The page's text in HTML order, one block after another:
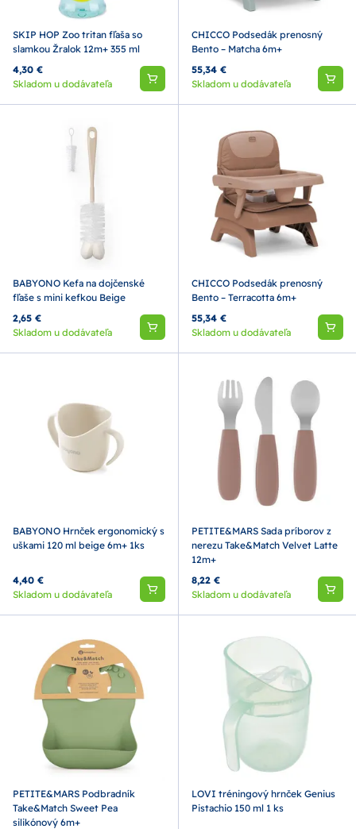
SKIP HOP Zoo tritan fľaša so
slamkou Žralok 12m+ 355 ml
4,30 €
Skladom u dodávateľa
CHICCO Podsedák prenosný
Bento – Matcha 6m+
55,34 €
Skladom u dodávateľa
BABYONO Kefa na dojčenské
fľaše s mini kefkou Beige
2,65 €
Skladom u dodávateľa
CHICCO Podsedák prenosný
Bento – Terracotta 6m+
55,34 €
Skladom u dodávateľa
BABYONO Hrnček ergonomický s
uškami 120 ml beige 6m+ 1ks
4,40 €
Skladom u dodávateľa
PETITE&MARS Sada príborov z
nerezu Take&Match Velvet Latte
12m+
8,22 €
Skladom u dodávateľa
PETITE&MARS Podbradník
Take&Match Sweet Pea
silikónový 6m+
LOVI tréningový hrnček Genius
Pistachio 150 ml 1 ks